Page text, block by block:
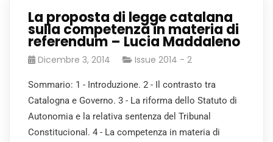
La proposta di legge catalana
sulla competenza in materia di
referendum – Lucia Maddaleno
Dicembre 3, 2014 Issue 2014 - 2
Sommario: 1 - Introduzione. 2 - Il contrasto tra
Catalogna e Governo. 3 - La riforma dello Statuto di
Autonomia e la relativa sentenza del Tribunal
Constitucional. 4 - La competenza in materia di